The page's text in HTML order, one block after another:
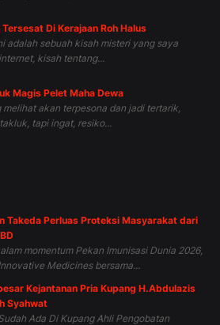
Di Kerajaan Roh Halus
adalah sebuah kisah misteri yang saya
kisah tentang...
Magis Pelet Maha Dewa
melihat akan terpesona dan jadi tertarik,
tapi ingat, resiko...
Takeda Perluas Proteksi Masyarakat dari
momentum Pekan Imunisasi Dunia 2026,
Medicines bersama...
Kejantanan Pria Kupang H.Abdulazis
Syahwat
Ada Di Kupang Ahli Pengobatan